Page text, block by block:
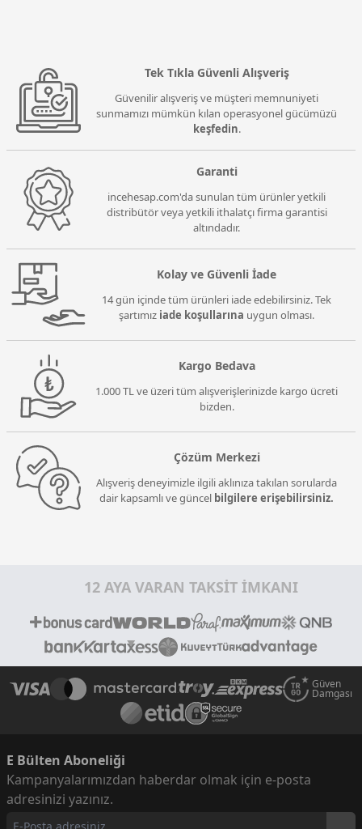
Tek Tıkla Güvenli Alışveriş
Güvenilir alışveriş ve müşteri memnuniyeti
sunmamızı mümkün kılan operasyonel gücümüzü
keşfedin.
Garanti
incehesap.com'da sunulan tüm ürünler yetkili
distribütör veya yetkili ithalatçı firma garantisi
altındadır.
Kolay ve Güvenli İade
14 gün içinde tüm ürünleri iade edebilirsiniz. Tek
şartımız iade koşullarına uygun olması.
Kargo Bedava
1.000 TL ve üzeri tüm alışverişlerinizde kargo ücreti
bizden.
Çözüm Merkezi
Alışveriş deneyimizle ilgili aklınıza takılan sorularda
dair kapsamlı ve güncel bilgilere erişebilirsiniz.
12 AYA VARAN TAKSİT İMKANI
Güven
Damgası
E Bülten Aboneliği
Kampanyalarımızdan haberdar olmak için e-posta
adresinizi yazınız.